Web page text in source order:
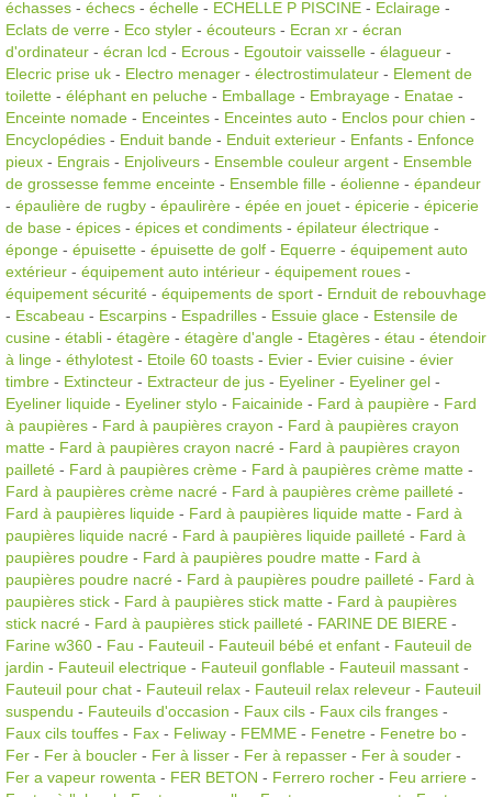
échasses - échecs - échelle - ECHELLE P PISCINE - Eclairage -
Eclats de verre - Eco styler - écouteurs - Ecran xr - écran
d'ordinateur - écran lcd - Ecrous - Egoutoir vaisselle - élagueur -
Elecric prise uk - Electro menager - électrostimulateur - Element de
toilette - éléphant en peluche - Emballage - Embrayage - Enatae -
Enceinte nomade - Enceintes - Enceintes auto - Enclos pour chien -
Encyclopédies - Enduit bande - Enduit exterieur - Enfants - Enfonce
pieux - Engrais - Enjoliveurs - Ensemble couleur argent - Ensemble
de grossesse femme enceinte - Ensemble fille - éolienne - épandeur
- épaulière de rugby - épaulirère - épée en jouet - épicerie - épicerie
de base - épices - épices et condiments - épilateur électrique -
éponge - épuisette - épuisette de golf - Equerre - équipement auto
extérieur - équipement auto intérieur - équipement roues -
équipement sécurité - équipements de sport - Ernduit de rebouvhage
- Escabeau - Escarpins - Espadrilles - Essuie glace - Estensile de
cusine - établi - étagère - étagère d'angle - Etagères - étau - étendoir
à linge - éthylotest - Etoile 60 toasts - Evier - Evier cuisine - évier
timbre - Extincteur - Extracteur de jus - Eyeliner - Eyeliner gel -
Eyeliner liquide - Eyeliner stylo - Faicainide - Fard à paupière - Fard
à paupières - Fard à paupières crayon - Fard à paupières crayon
matte - Fard à paupières crayon nacré - Fard à paupières crayon
pailleté - Fard à paupières crème - Fard à paupières crème matte -
Fard à paupières crème nacré - Fard à paupières crème pailleté -
Fard à paupières liquide - Fard à paupières liquide matte - Fard à
paupières liquide nacré - Fard à paupières liquide pailleté - Fard à
paupières poudre - Fard à paupières poudre matte - Fard à
paupières poudre nacré - Fard à paupières poudre pailleté - Fard à
paupières stick - Fard à paupières stick matte - Fard à paupières
stick nacré - Fard à paupières stick pailleté - FARINE DE BIERE -
Farine w360 - Fau - Fauteuil - Fauteuil bébé et enfant - Fauteuil de
jardin - Fauteuil electrique - Fauteuil gonflable - Fauteuil massant -
Fauteuil pour chat - Fauteuil relax - Fauteuil relax releveur - Fauteuil
suspendu - Fauteuils d'occasion - Faux cils - Faux cils franges -
Faux cils touffes - Fax - Feliway - FEMME - Fenetre - Fenetre bo -
Fer - Fer à boucler - Fer à lisser - Fer à repasser - Fer à souder -
Fer a vapeur rowenta - FER BETON - Ferrero rocher - Feu arriere -